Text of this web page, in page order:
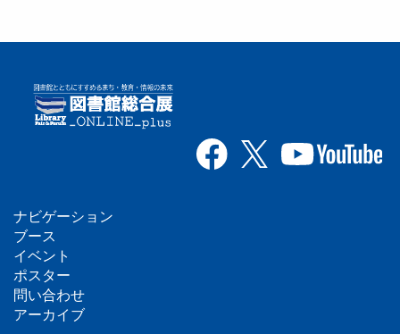
フ
ッ
タ
ナビゲーション
ブース
イベント
ポスター
問い合わせ
アーカイブ